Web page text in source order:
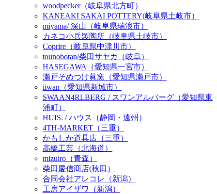
woodpecker（岐阜県北方町）
KANEAKI SAKAI POTTERY(岐阜県土岐市）
miyama/ 深山（岐阜県瑞浪市）
カネコ小兵製陶所（岐阜県土岐市）
Coprire（岐阜県中津川市）
tounobotan/柴田サヤカ（岐阜）
HASEGAWA（愛知県一宮市）
瀬戸そめつけ眞窯（愛知県瀬戸市）
iiwan（愛知県新城市）
SWAAN4RLBERG / スワンアルバーグ（愛知県東
浦町）
HUIS. / ハウス（静岡・遠州）
4TH-MARKET（三重）
かもしか道具店（三重）
高橋工芸（北海道）
mizuiro（青森）
柴田慶信商店(秋田）
合同会社アレコレ（新潟）
工房アイザワ（新潟）